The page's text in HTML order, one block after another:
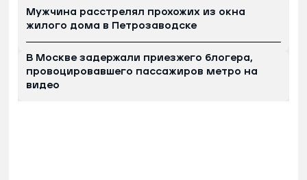
Мужчина расстрелял прохожих из окна
жилого дома в Петрозаводске
В Москве задержали приезжего блогера,
провоцировавшего пассажиров метро на
видео